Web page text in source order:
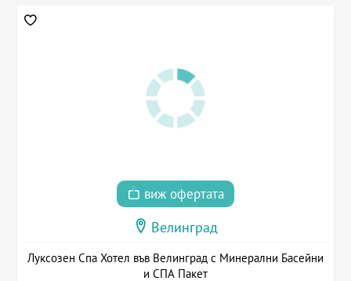
виж офертата
Велинград
Луксозен Спа Хотел във Велинград с Минерални Басейни
и СПА Пакет